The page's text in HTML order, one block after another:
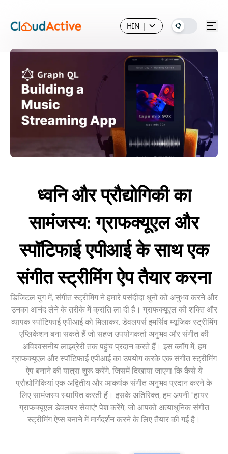
HIN |
ध्वनि और प्रौद्योगिकी का
सामंजस्य: ग्राफक्यूएल और
स्पॉटिफाई एपीआई के साथ एक
संगीत स्ट्रीमिंग ऐप तैयार करना
डिजिटल युग में, संगीत स्ट्रीमिंग ने हमारे पसंदीदा धुनों को अनुभव करने और
उनका आनंद लेने के तरीके में क्रांति ला दी है। ग्राफक्यूएल की शक्ति और
व्यापक स्पॉटिफाई एपीआई को मिलाकर, डेवलपर्स इमर्सिव म्यूजिक स्ट्रीमिंग
एप्लिकेशन बना सकते हैं जो सहज उपयोगकर्ता अनुभव और संगीत की
अविश्वसनीय लाइब्रेरी तक पहुंच प्रदान करते हैं। इस ब्लॉग में, हम
ग्राफक्यूएल और स्पॉटिफाई एपीआई का उपयोग करके एक संगीत स्ट्रीमिंग
ऐप बनाने की यात्रा शुरू करेंगे, जिसमें दिखाया जाएगा कि कैसे ये
प्रौद्योगिकियां एक अद्वितीय और आकर्षक संगीत अनुभव प्रदान करने के
लिए सामंजस्य स्थापित करती हैं। इसके अतिरिक्त, हम अपनी "हायर
ग्राफक्यूएल डेवलपर सेवाएं" पेश करेंगे, जो आपको अत्याधुनिक संगीत
स्ट्रीमिंग ऐप्स बनाने में मार्गदर्शन करने के लिए तैयार की गई है।